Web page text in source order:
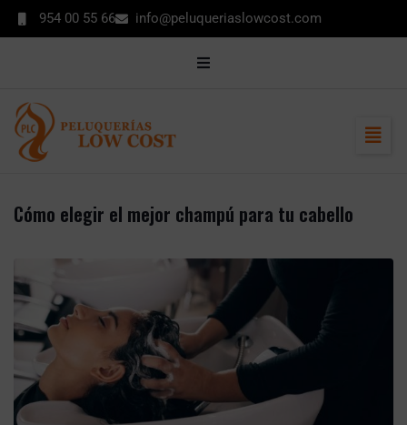
contenido
954 00 55 66 info@peluqueriaslowcost.com
CONTACTO
Cómo elegir el mejor champú para tu cabello